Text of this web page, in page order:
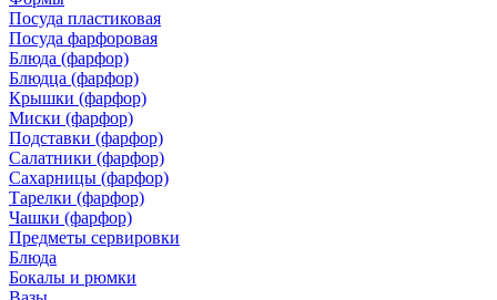
Посуда пластиковая
Посуда фарфоровая
Блюда (фарфор)
Блюдца (фарфор)
Крышки (фарфор)
Миски (фарфор)
Подставки (фарфор)
Салатники (фарфор)
Сахарницы (фарфор)
Тарелки (фарфор)
Чашки (фарфор)
Предметы сервировки
Блюда
Бокалы и рюмки